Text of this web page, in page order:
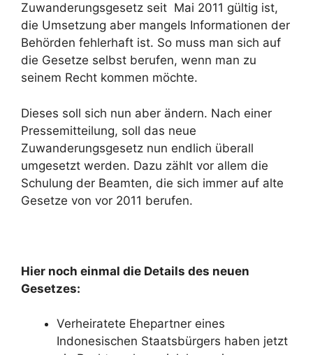
Zuwanderungsgesetz seit Mai 2011 gültig ist,
die Umsetzung aber mangels Informationen der
Behörden fehlerhaft ist. So muss man sich auf
die Gesetze selbst berufen, wenn man zu
seinem Recht kommen möchte.
Dieses soll sich nun aber ändern. Nach einer
Pressemitteilung, soll das neue
Zuwanderungsgesetz nun endlich überall
umgesetzt werden. Dazu zählt vor allem die
Schulung der Beamten, die sich immer auf alte
Gesetze von vor 2011 berufen.
Hier noch einmal die Details des neuen
Gesetzes:
Verheiratete Ehepartner eines
Indonesischen Staatsbürgers haben jetzt